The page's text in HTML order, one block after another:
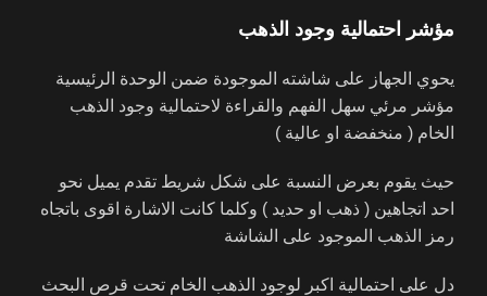
مؤشر احتمالية وجود الذهب
يحوي الجهاز على شاشته الموجودة ضمن الوحدة الرئيسية
مؤشر مرئي سهل الفهم والقراءة لاحتمالية وجود الذهب
الخام ( منخفضة او عالية )
حيث يقوم بعرض النسبة على شكل شريط تقدم يميل نحو
احد اتجاهين ( ذهب او حديد ) وكلما كانت الاشارة اقوى باتجاه
رمز الذهب الموجود على الشاشة
دل على احتمالية اكبر لوجود الذهب الخام تحت قرص البحث